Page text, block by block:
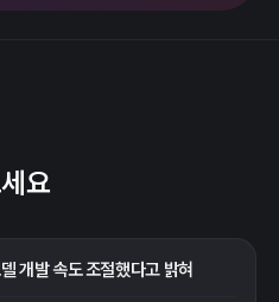
요
개발 속도 조절했다고 밝혀